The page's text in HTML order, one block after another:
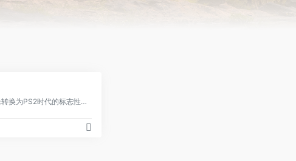
将你的照片和图像转换为PS2时代的标志性怀旧视觉风格